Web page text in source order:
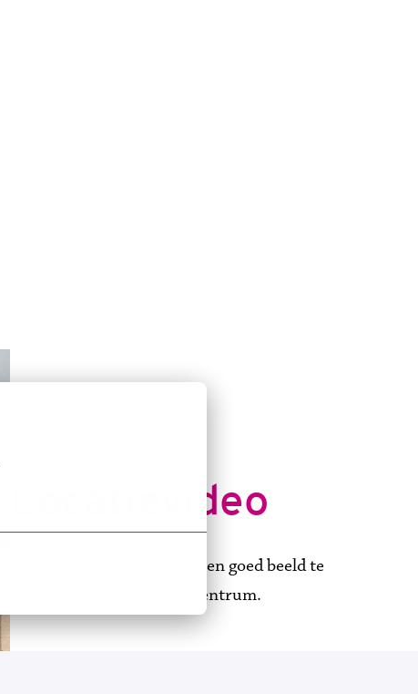
Locatievideo
Bekijk de locatievideo om een goed beeld te
krijgen van dit woonzorgcentrum.